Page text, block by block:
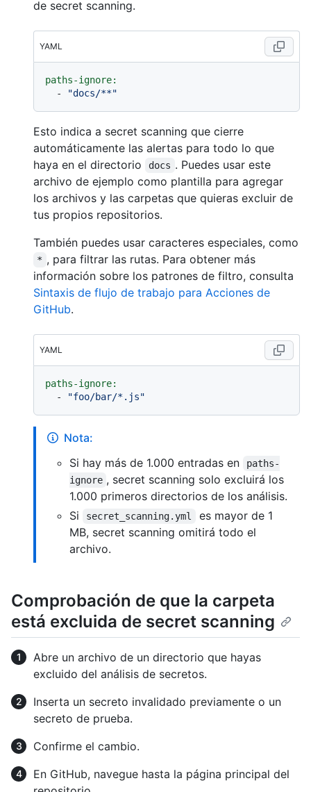
de secret scanning.
YAML
paths-ignore:
-
"docs/**"
Esto indica a secret scanning que cierre
automáticamente las alertas para todo lo que
haya en el directorio
docs . Puedes usar este
archivo de ejemplo como plantilla para agregar
los archivos y las carpetas que quieras excluir de
tus propios repositorios.
También puedes usar caracteres especiales, como
* , para filtrar las rutas. Para obtener más
información sobre los patrones de filtro, consulta
Sintaxis de flujo de trabajo para Acciones de
GitHub.
YAML
paths-ignore:
-
"foo/bar/*.js"
Nota:
Si hay más de 1.000 entradas en
paths-
ignore , secret scanning solo excluirá los
1.000 primeros directorios de los análisis.
Si
secret_scanning.yml
es mayor de 1
MB, secret scanning omitirá todo el
archivo.
Comprobación de que la carpeta
está excluida de secret scanning
Abre un archivo de un directorio que hayas
excluido del análisis de secretos.
Inserta un secreto invalidado previamente o un
secreto de prueba.
Confirme el cambio.
En GitHub, navegue hasta la página principal del